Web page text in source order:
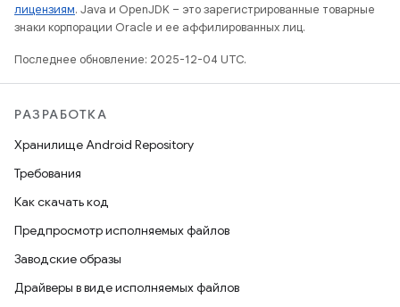
лицензиям. Java и OpenJDK – это зарегистрированные товарные
знаки корпорации Oracle и ее аффилированных лиц.
Последнее обновление: 2025-12-04 UTC.
РАЗРАБОТКА
Хранилище Android Repository
Требования
Как скачать код
Предпросмотр исполняемых файлов
Заводские образы
Драйверы в виде исполняемых файлов